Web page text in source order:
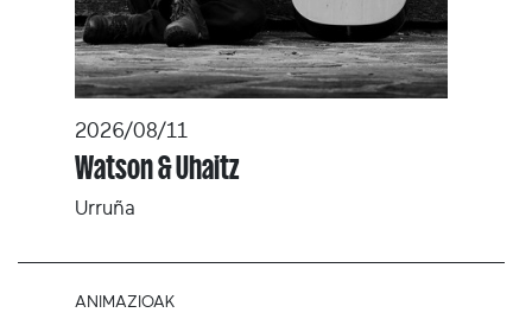
2026/08/11
Watson & Uhaitz
Urruña
ANIMAZIOAK